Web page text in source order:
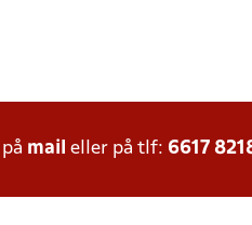
mail eller på tlf: 6617